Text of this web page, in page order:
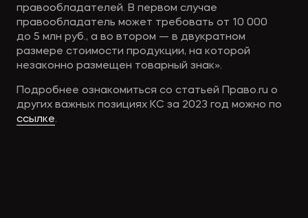
правообладателей. В первом случае
правообладатель может требовать от 10 000
до 5 млн руб., а во втором — в двукратном
размере стоимости продукции, на которой
незаконно размещен товарный знак».
Подробнее ознакомиться со статьей Право.ru о
других важных позициях КС за 2023 год можно по
ссылке.